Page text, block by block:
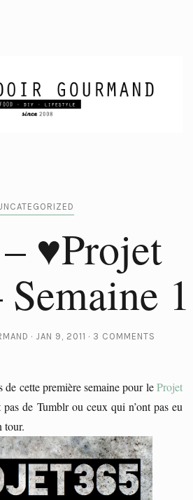
♥Projet
1
JAN 9, 2011 3 COMMENTS
de cette première semaine pour leProjet
de Tumblr ou ceux qui n’ont pas eu
tour.